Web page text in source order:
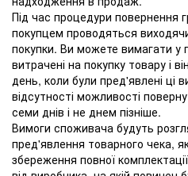
Під час процедури повернення
покупцем проводяться
покупки. Ви можете вимагати у
витрачені на покупку товару і
день, коли були пред'явлені ці
відсутності можливості
семи днів і не днем ​​пізніше.
Вимоги споживача будуть
пред'явлення товарного чека,
збереження повної